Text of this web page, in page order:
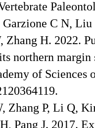
Garzione C N,
Zhang H. 2022.
northern
of Sciences
Zhang P, Li Q,
Pang J. 2017.